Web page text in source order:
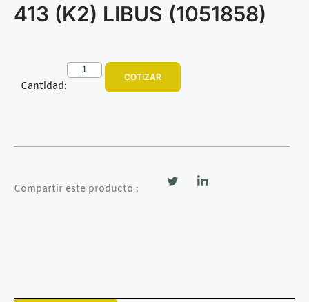
413 (K2) LIBUS (1051858)
Cantidad:
COTIZAR
Compartir este producto :